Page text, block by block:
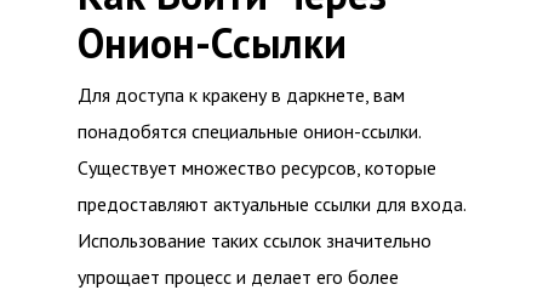
Онион-Ссылки
Для доступа к кракену в даркнете, вам
понадобятся специальные онион-ссылки.
Существует множество ресурсов, которые
предоставляют актуальные ссылки для входа.
Использование таких ссылок значительно
упрощает процесс и делает его более